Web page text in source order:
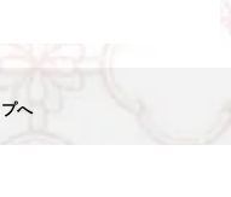
へ